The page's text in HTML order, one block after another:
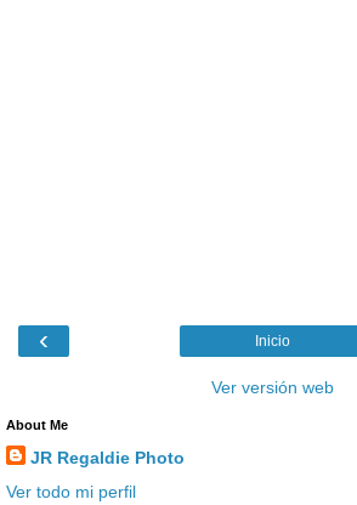
‹ Inicio
Ver versión web
About Me
JR Regaldie Photo
Ver todo mi perfil